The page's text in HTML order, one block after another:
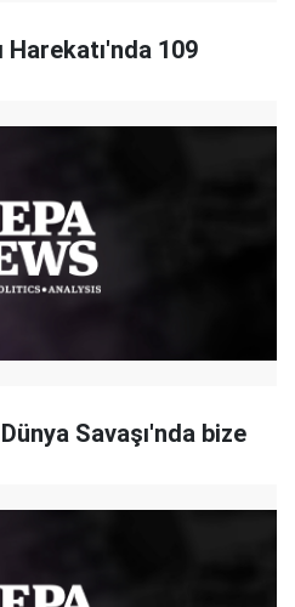
Harekatı'nda 109
Savaşı'nda bize